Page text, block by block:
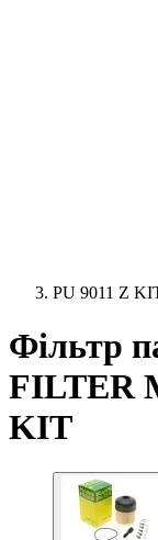
PU 9011 Z
Фільтр
FILTER
KIT